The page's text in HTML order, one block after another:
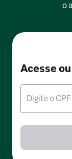
o
Acesse
Digite o